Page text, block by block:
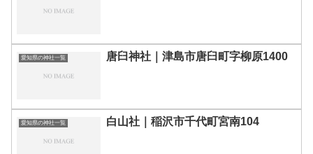
愛知県の神社一覧 唐臼神社｜津島市唐臼町字柳原1400
愛知県の神社一覧 白山社｜稲沢市千代町宮南104